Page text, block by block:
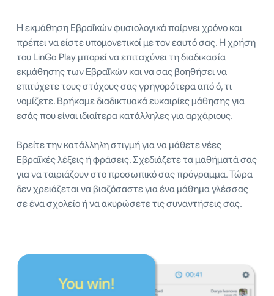
Η εκμάθηση Εβραΐκών φυσιολογικά παίρνει χρόνο και
πρέπει να είστε υπομονετικοί με τον εαυτό σας. Η χρήση
του LinGo Play μπορεί να επιταχύνει τη διαδικασία
εκμάθησης των Εβραΐκών και να σας βοηθήσει να
επιτύχετε τους στόχους σας γρηγορότερα από ό, τι
νομίζετε. Βρήκαμε διαδικτυακά ευκαιρίες μάθησης για
εσάς που είναι ιδιαίτερα κατάλληλες για αρχάριους.
Βρείτε την κατάλληλη στιγμή για να μάθετε νέες
Εβραΐκές λέξεις ή φράσεις. Σχεδιάζετε τα μαθήματά σας
για να ταιριάζουν στο προσωπικό σας πρόγραμμα. Τώρα
δεν χρειάζεται να βιαζόσαστε για ένα μάθημα γλέσσας
σε ένα σχολείο ή να ακυρώσετε τις συναντήσεις σας.